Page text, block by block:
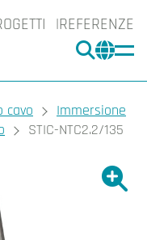
REFERENZE
CERCA
cavo
Immersione
STIC-NTC2.2/135